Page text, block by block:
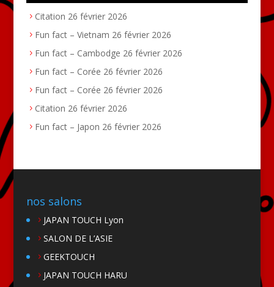
Citation 26 février 2026
Fun fact – Vietnam 26 février 2026
Fun fact – Cambodge 26 février 2026
Fun fact – Corée 26 février 2026
Fun fact – Corée 26 février 2026
Citation 26 février 2026
Fun fact – Japon 26 février 2026
nos salons
JAPAN TOUCH Lyon
SALON DE L’ASIE
GEEKTOUCH
JAPAN TOUCH HARU